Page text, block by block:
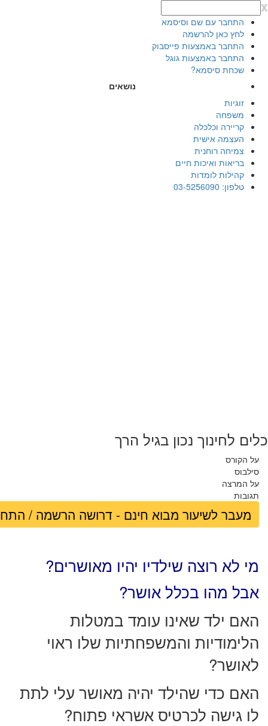
x
התחבר עם שם וסיסמא
לחץ כאן להרשמה
התחבר באמצעות פייסבוק
התחבר באמצעות גוגל
שכחת סיסמא?
נושאים
זוגיות
משפחה
קריירה וכלכלה
העצמה אישית
צמיחה רוחנית
בריאות ואיכות חיים
קהילות לומדות
טלפון: 03-5256090
כלים לחינוך נכון בגיל הרך
על הקורס
סילבוס
על המרצה
תגובות
מעבר לשיעור מבוא חינם - דרושה הרשמה /
מי לא רוצה שילדיו יהיו מאושרים?
אבל מהו בכלל אושר?
האם ילד שאינו עומד במטלות
הלימודיות והמשפחתיות שלו ראוי
לאושר?
האם כדי שהילד יהיה מאושר עלי לתת
לו גישה לכרטיס אשראי פתוח?